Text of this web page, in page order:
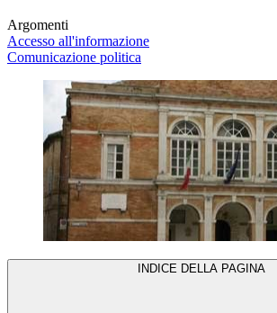
Argomenti
Accesso all'informazione
Comunicazione politica
INDICE DELLA PAGINA